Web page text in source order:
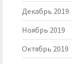
Декабрь 2019
Ноябрь 2019
Октябрь 2019